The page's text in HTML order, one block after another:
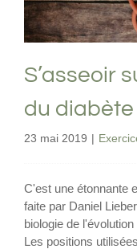
S’asseoir
du diabète
23 mai 2019 |
C'est une étonnante
faite par Daniel
biologie de
Les positions